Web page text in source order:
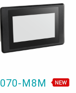
M8M